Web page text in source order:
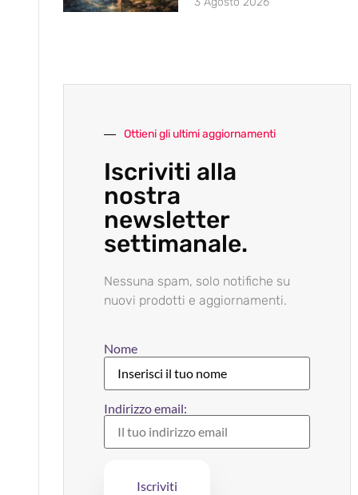
Ottieni gli ultimi aggiornamenti
Iscriviti alla
nostra
newsletter
settimanale.
Nessuna spam, solo notifiche su
nuovi prodotti e aggiornamenti.
Nome
Indirizzo email: